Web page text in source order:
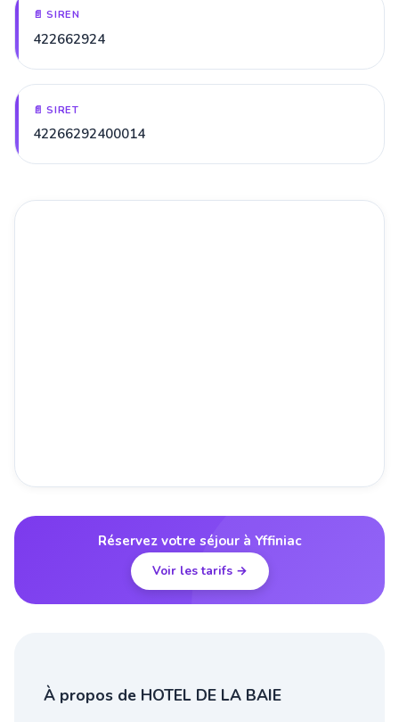
📄 SIREN
422662924
📄 SIRET
42266292400014
Réservez votre séjour à Yffiniac
Voir les tarifs →
À propos de HOTEL DE LA BAIE